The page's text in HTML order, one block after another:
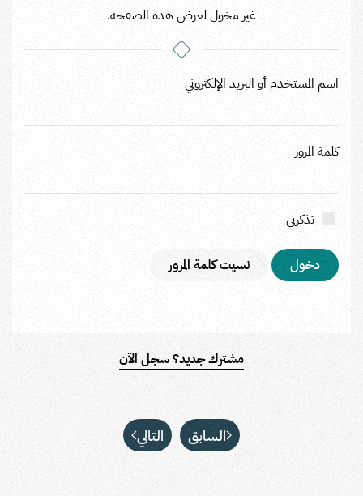
غير مخول لعرض هذه الصفحة.
اسم المستخدم أو البريد الإلكتروني
كلمة المرور
تذكرني
نسيت كلمة المرور
مشترك جديد؟ سجل الآن
السابق التالي